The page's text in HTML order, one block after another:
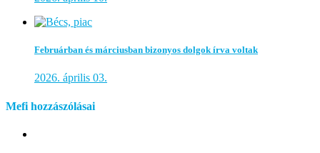
Februárban és márciusban bizonyos dolgok írva voltak
2026. április 03.
Mefi hozzászólásai